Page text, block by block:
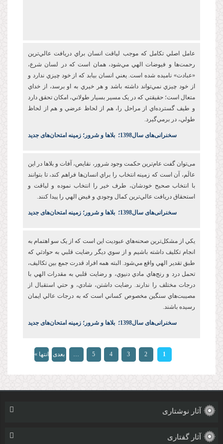
عامل اصلي تکامل که موجب لياقت انسان براي دريافت عالي‌ترين
رحمت‌ها و فيوضات الهي مي‌شود، همان است که در لسان شرع،
«عبادت» ناميده شده است. يعني انسان بيابد که از خود چيزي ندارد و
از خود چيزي نمي‌تواند داشته باشد و هر خيري به او برسد، از خداي
متعال است؛ حقيقتي که در يک مسير بسيار طولاني، امکان تحقق دارد
و طيف گسترده‌اي از مراحل را، هم از لحاظ عرضي و هم از لحاظ
طولي، در برمي‌گيرد.
سخنرانی‌های سال1398 ؛ بلاها و شرور؛ زمینه امتحان‌های جدید
می‌توان گفت عام‌ترين حکمت وجود شرور، نقايص، آفات و بلاها در اين
عالَم، آن است که زمينه انتخاب را براي انسان‌ها فراهم کند، تا بتوانند
با انتخاب صحيح خودشان، طرف خير را انتخاب نموده و لياقت و
استحقاق دريافت عالي‌ترين کمال وجودي و فيض الهي را پيدا کنند.
سخنرانی‌های سال1398 ؛ بلاها و شرور؛ زمینه امتحان‌های جدید
يکي از مشکل‌ترين صحنه‌هاي عبوديت این است که از يک سو اهتمام به
انجام تکليف داشته باشيم و از سوي ديگر رضايت قلبي به حوادثي که
طبق تقدير الهي واقع مي‌شود. البته همه افراد قدرت جمع بين تکاليف،
تحمل درد و رنج‌هاي مادي دنيوي، و رضايت قلبي به مقدرات الهي با
درجات مختلف را ندارند. رضايت‌ داشتن، شادي، و حتي استقبال از
مصيبت‌هاي سنگين مخصوص کساني است که به درجات عالي ايمان
رسيده باشند.
سخنرانی‌های سال1398 ؛ بلاها و شرور؛ زمینه امتحان‌های جدید
صفحه‌ها1
2
3
4
5
… بعدی انتها »
آثار نوشتاری
آثار گفتاری